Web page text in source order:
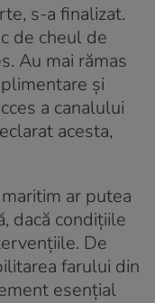
s-a finalizat.
de cheul de
Au mai rămas
și
a canalului
acesta,
ar putea
dacă condițiile
De
farului din
esențial